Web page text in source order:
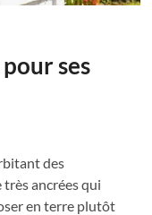
ses
des
ancrées qui
en terre plutôt